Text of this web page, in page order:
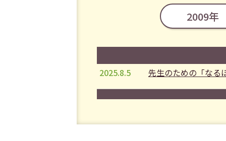
2009年
2025.8.5 先生のための「な